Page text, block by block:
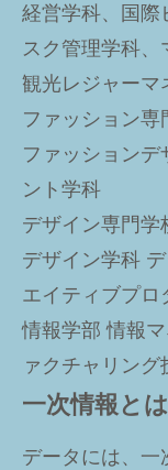
経営学科、国際
スク管理学科
観光レジャーマ
ファッション
ファッション
ント学科
デザイン専門
デザイン学科
エイティブプ
情報学部 情報
ァクチャリン
一次情報と
データには、